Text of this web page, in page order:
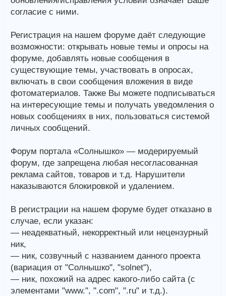
согласие с ними.
Регистрация на нашем форуме даёт следующие
возможности: открывать новые темы и опросы на
форуме, добавлять новые сообщения в
существующие темы, участвовать в опросах,
включать в свои сообщения вложения в виде
фотоматериалов. Также Вы можете подписываться
на интересующие темы и получать уведомления о
новых сообщениях в них, пользоваться системой
личных сообщений.
Форум портала «Солнышко» — модерируемый
форум, где запрещена любая несогласованная
реклама сайтов, товаров и т.д. Нарушители
наказываются блокировкой и удалением.
В регистрации на нашем форуме будет отказано в
случае, если указан:
— неадекватный, некорректный или нецензурный
ник,
— ник, созвучный с названием данного проекта
(вариация от "Солнышко", "solnet"),
— ник, похожий на адрес какого-либо сайта (с
элементами "www.", ".com", ".ru" и т.д.).